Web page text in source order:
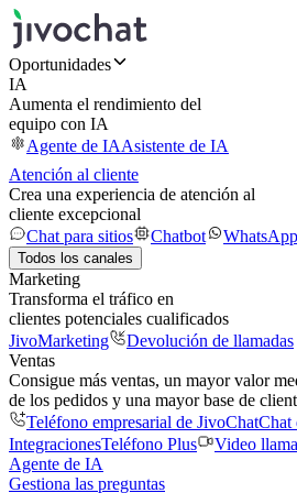
Oportunidades
IA
Aumenta el rendimiento del
equipo con IA
Agente de IAAsistente de IA
Atención al cliente
Crea una experiencia de atención al
cliente excepcional
Chat para sitios
Chatbot WhatsApp
Todos los canales
Marketing
Transforma el tráfico en
clientes potenciales cualificados
JivoMarketing
Devolución de llamadas
Ventas
Consigue más ventas, un mayor valor
de los pedidos y una mayor base de
Teléfono empresarial de JivoChatChat
IntegracionesTeléfono Plus Video
Agente de IA
Gestiona las preguntas